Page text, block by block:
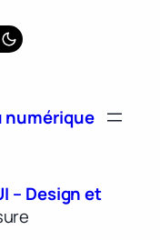
numérique
– Design et